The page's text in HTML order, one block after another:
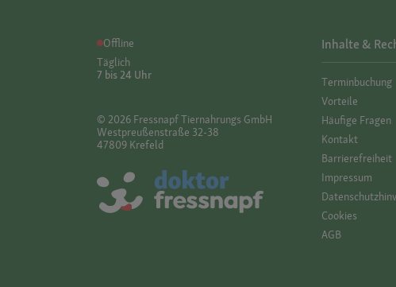
Offline
Täglich
7 bis 24 Uhr
© 2026 Fressnapf Tiernahrungs GmbH
Westpreußenstraße 32-38
47809 Krefeld
Inhalte &
Termin­buchung
Vorteile
Häufige Fragen
Kontakt
Barrierefreiheit
Impressum
Cookies
AGB